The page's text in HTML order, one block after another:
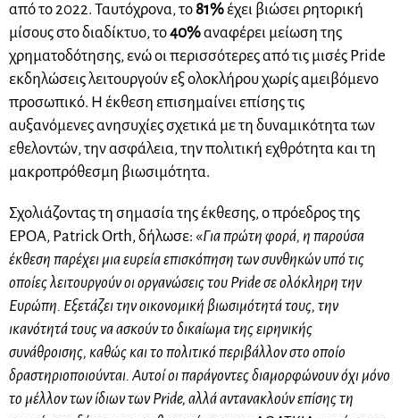
από το 2022. Ταυτόχρονα, το 81%έχει βιώσει ρητορική
μίσους στο διαδίκτυο, το40%αναφέρει μείωση της
χρηματοδότησης, ενώ οι περισσότερες από τις μισές Pride
εκδηλώσεις λειτουργούν εξ ολοκλήρου χωρίς αμειβόμενο
προσωπικό. Η έκθεση επισημαίνει επίσης τις
αυξανόμενες ανησυχίες σχετικά με τη δυναμικότητα των
εθελοντών, την ασφάλεια, την πολιτική εχθρότητα και τη
μακροπρόθεσμη βιωσιμότητα.
Σχολιάζοντας τη σημασία της έκθεσης, ο πρόεδρος της
EPOA, Patrick Orth, δήλωσε: «Για πρώτη φορά, η παρούσα
έκθεση παρέχει μια ευρεία επισκόπηση των συνθηκών υπό τις
οποίες λειτουργούν οι οργανώσεις του Pride σε ολόκληρη την
Ευρώπη. Εξετάζει την οικονομική βιωσιμότητά τους, την
ικανότητά τους να ασκούν το δικαίωμα της ειρηνικής
συνάθροισης, καθώς και το πολιτικό περιβάλλον στο οποίο
δραστηριοποιούνται. Αυτοί οι παράγοντες διαμορφώνουν όχι μόνο
το μέλλον των ίδιων των Pride, αλλά αντανακλούν επίσης τη